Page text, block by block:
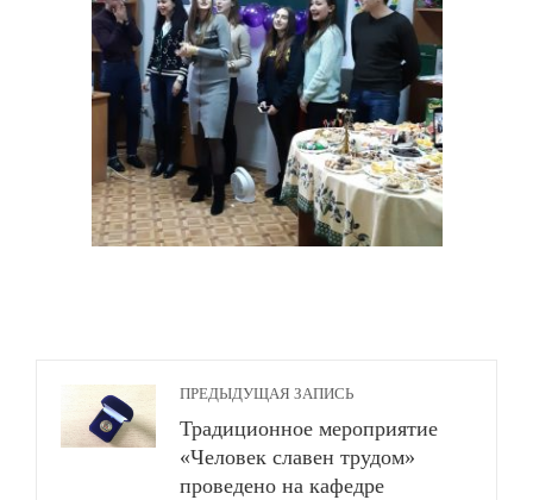
ПРЕДЫДУЩАЯ ЗАПИСЬ
Традиционное мероприятие
«Человек славен трудом»
проведено на кафедре